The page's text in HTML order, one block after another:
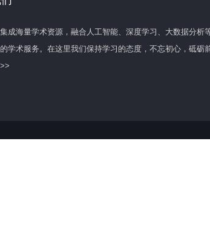
成海量学术资源，融合人工智能、深度学习、大数据分析
学术服务。在这里我们保持学习的态度，不忘初心，砥砺前